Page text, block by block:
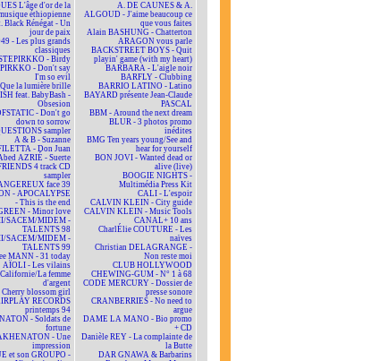
L'âge d'or de la
éthiopienne
Black Rénégat - Un
jour de paix
- Les plus grands
classiques
- Birdy
- Don't say
I'm so evil
la lumière brille
feat. BabyBash -
Obsesion
- Don't go
down to sorrow
sampler
A & B - Suzanne
- Don Juan
AZRIÉ - Suerte
4 track CD
sampler
face 39
- APOCALYPSE
- This is the end
- Minor love
SACEM/MIDEM -
TALENTS 98
SACEM/MIDEM -
TALENTS 99
MANN - 31 today
AÏOLI - Les vilains
La femme
d'argent
Cherry blossom girl
RECORDS
printemps 94
- Soldats de
fortune
- Une
impression
et son GROUPO -
A. DE CAUNES & A.
ALGOUD - J'aime beaucoup ce
que vous faites
Alain BASHUNG - Chatterton
ARAGON vous parle
BACKSTREET BOYS - Quit
playin' game (with my heart)
BARBARA - L'aigle noir
BARFLY - Clubbing
BARRIO LATINO - Latino
BAYARD présente Jean-Claude
PASCAL
BBM - Around the next dream
BLUR - 3 photos promo
inédites
BMG Ten years young/See and
hear for yourself
BON JOVI - Wanted dead or
alive (live)
BOOGIE NIGHTS -
Multimédia Press Kit
CALI - L'espoir
CALVIN KLEIN - City guide
CALVIN KLEIN - Music Tools
CANAL+ 10 ans
CharlÉlie COUTURE - Les
naïves
Christian DELAGRANGE -
Non reste moi
CLUB HOLLYWOOD
CHEWING-GUM - N° 1 à 68
CODE MERCURY - Dossier de
presse sonore
CRANBERRIES - No need to
argue
DAME LA MANO - Bio promo
+ CD
Danièle REY - La complainte de
la Butte
DAR GNAWA & Barbarins